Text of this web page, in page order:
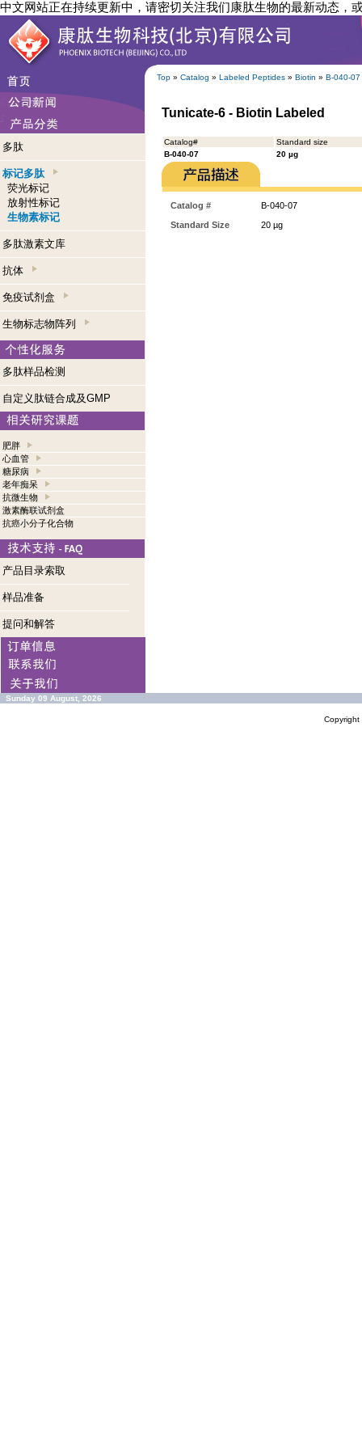
中文网站正在持续更新中，请密切关注我们康肽生物的最新动态，
Top » Catalog » Labeled Peptides » Biotin » B-040-07
多肽
标记多肽
荧光标记
放射性标记
生物素标记
多肽激素文库
抗体
免疫试剂盒
生物标志物阵列
多肽样品检测
自定义肽链合成及GMP
肥胖
心血管
糖尿病
老年痴呆
抗微生物
激素酶联试剂盒
抗癌小分子化合物
产品目录索取
样品准备
提问和解答
Tunicate-6 - Biotin Labeled
Catalog#
Standard size
B-040-07
20 µg
Catalog #
B-040-07
Standard Size
20 µg
Sunday 09 August, 2026